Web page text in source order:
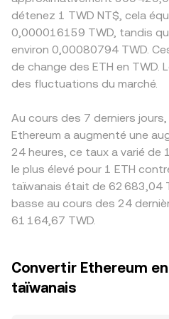
détenez 1 TWD NT$, cela
0,000016159 TWD, tandis
environ 0,00080794 TWD.
de change des ETH en TWD.
des fluctuations du marché.
Au cours des 7 derniers
Ethereum a augmenté une
24 heures, ce taux a varié de
le plus élevé pour 1 ETH
taïwanais était de 62 683,04
basse au cours des 24
61 164,67 TWD.
Convertir Ethereum
taïwanais